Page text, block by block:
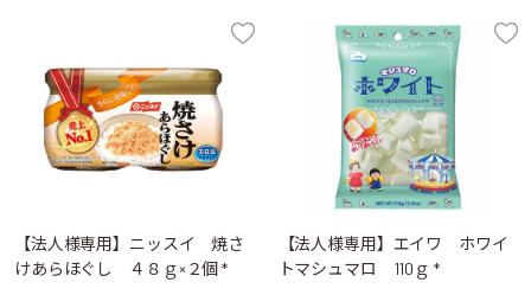
【法人様専用】ニッスイ 焼さ
けあらほぐし ４８ｇ×２個 *
【法人様専用】エイワ ホワイ
トマシュマロ 110ｇ *